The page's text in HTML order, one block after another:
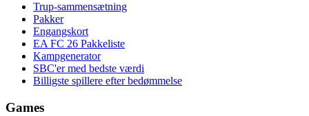
Trup-sammensætning
Pakker
Engangskort
EA FC 26 Pakkeliste
Kampgenerator
SBC'er med bedste værdi
Billigste spillere efter bedømmelse
Games